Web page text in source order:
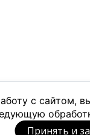
с сайтом,
Принять и